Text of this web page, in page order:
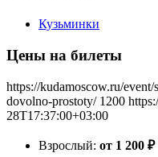
Кузьминки
Цены на билеты
https://kudamoscow.ru/
dovolno-prostoty/ 1200
28T17:37:00+03:00
Взрослый: от 1 200 ₽